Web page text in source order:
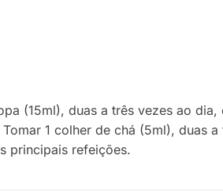
(15ml), duas a três vezes ao
1 colher de chá (5ml), duas
principais refeições.